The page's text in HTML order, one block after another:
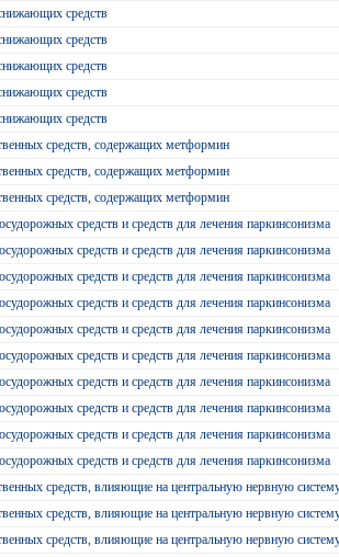
средств
средств
средств
средств
средств
средств, содержащих метформин
средств, содержащих метформин
средств, содержащих метформин
средств и средств для лечения паркинсонизма
средств и средств для лечения паркинсонизма
средств и средств для лечения паркинсонизма
средств и средств для лечения паркинсонизма
средств и средств для лечения паркинсонизма
средств и средств для лечения паркинсонизма
средств и средств для лечения паркинсонизма
средств и средств для лечения паркинсонизма
средств и средств для лечения паркинсонизма
средств и средств для лечения паркинсонизма
средств, влияющие на центральную нервную
средств, влияющие на центральную нервную
средств, влияющие на центральную нервную